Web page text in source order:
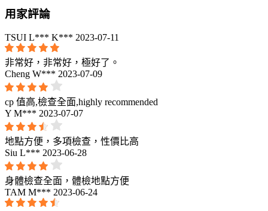
用家評論
TSUI L*** K*** 2023-07-11
非常好，非常好，極好了。
Cheng W*** 2023-07-09
cp 值高,檢查全面,highly recommended
Y M*** 2023-07-07
地點方便，多項檢查，性價比高
Siu L*** 2023-06-28
身體檢查全面，體檢地點方便
TAM M*** 2023-06-24